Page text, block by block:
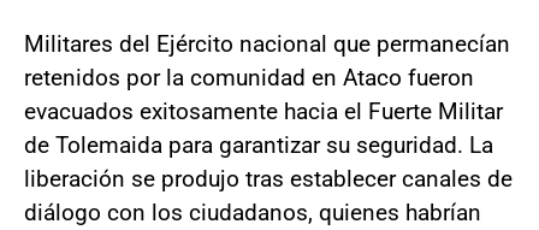
Militares del Ejército nacional que permanecían
retenidos por la comunidad en Ataco fueron
evacuados exitosamente hacia el Fuerte Militar
de Tolemaida para garantizar su seguridad. La
liberación se produjo tras establecer canales de
diálogo con los ciudadanos, quienes habrían